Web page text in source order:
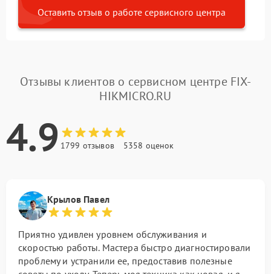
Оставить отзыв о работе сервисного центра
Отзывы клиентов о сервисном центре FIX-
HIKMICRO.RU
4.9 1799 отзывов 5358 оценок
Крылов Павел
Приятно удивлен уровнем обслуживания и
скоростью работы. Мастера быстро диагностировали
проблему и устранили ее, предоставив полезные